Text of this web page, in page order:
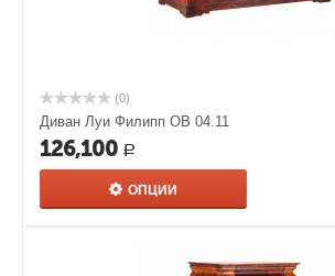
(0)
Диван Луи Филипп ОВ 04.11
126,100 Р
ОПЦИИ